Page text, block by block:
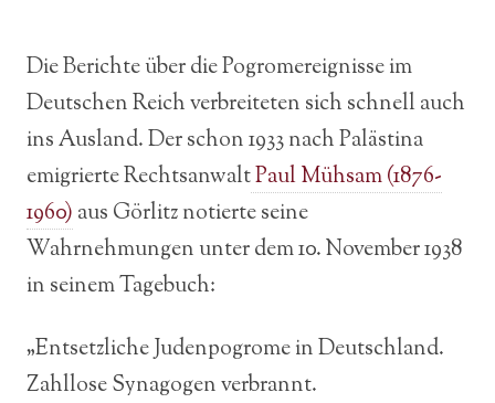
Die Berichte über die Pogromereignisse im
Deutschen Reich verbreiteten sich schnell auch
ins Ausland. Der schon 1933 nach Palästina
emigrierte RechtsanwaltPaul Mühsam (1876-
1960) aus Görlitz notierte seine
Wahrnehmungen unter dem 10. November 1938
in seinem Tagebuch:
„Entsetzliche Judenpogrome in Deutschland.
Zahllose Synagogen verbrannt.